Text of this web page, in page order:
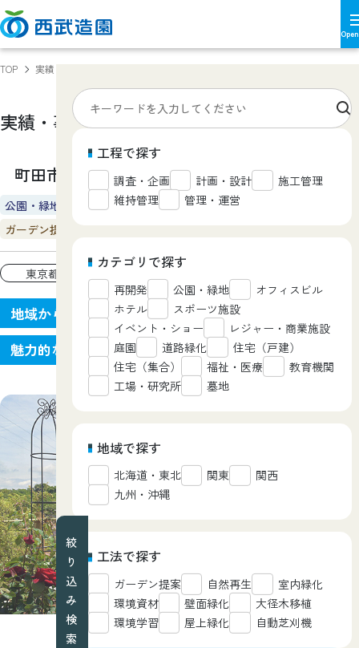
TOP 実績・事例
実績・事例
絞
り
込
み
検
索
工程で探す
調査・企画 計画・設計
施工管理
維持管理
管理・運営
カテゴリで探す
再開発 公園・緑地
オフィスビル
ホテル
スポーツ施設
イベント・ショー
レジャー・商業施設
庭園
道路緑化
住宅（戸建）
住宅（集合）
福祉・医療
教育機関
工場・研究所
墓地
地域で探す
北海道・東北 関東
関西
九州・沖縄
工法で探す
ガーデン提案 自然再生
室内緑化
環境資材
壁面緑化
大径木移植
環境学習
屋上緑化 自動芝刈機
町田市 野津田公園 ばら広場
公園・緑地
ガーデン提案
東京都
地域から愛される
魅力的な施設の改修整備